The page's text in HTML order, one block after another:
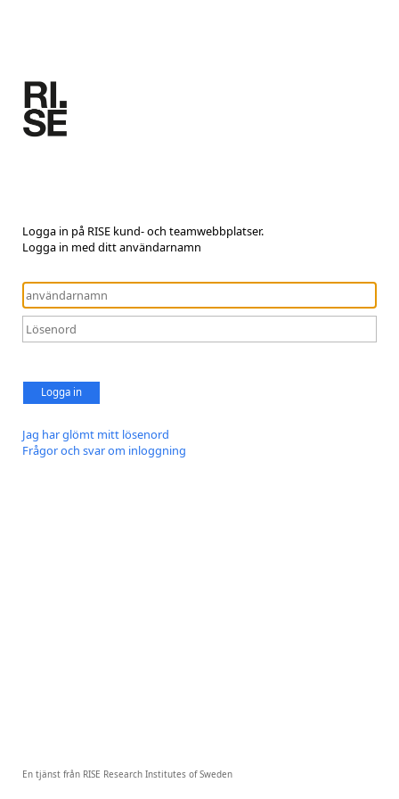
Logga in på RISE kund- och teamwebbplatser.
Logga in med ditt användarnamn
Logga in
Jag har glömt mitt lösenord
Frågor och svar om inloggning
En tjänst från RISE Research Institutes of Sweden